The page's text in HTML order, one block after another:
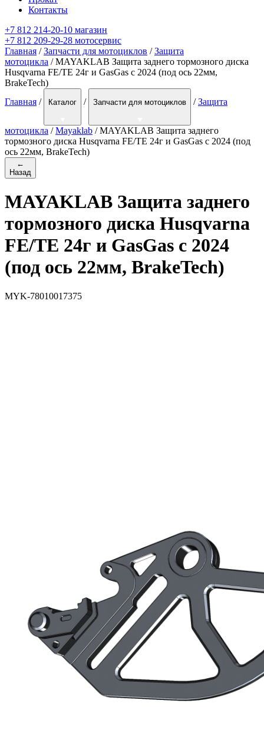
Контакты
+7 812 214-20-10 магазин
+7 812 209-29-28 мотосервис
Главная /Запчасти для мотоциклов /Защита
мотоцикла / MAYAKLAB Защита заднего тормозного диска
Husqvarna FE/TE 24г и GasGas c 2024 (под ось 22мм,
BrakeTech)
Главная / Каталог / Запчасти для мотоциклов / Защита
мотоцикла / Mayaklab / MAYAKLAB Защита заднего
тормозного диска Husqvarna FE/TE 24г и GasGas c 2024 (под
ось 22мм, BrakeTech)
←
Назад
MAYAKLAB Защита заднего
тормозного диска Husqvarna
FE/TE 24г и GasGas c 2024
(под ось 22мм, BrakeTech)
MYK-78010017375